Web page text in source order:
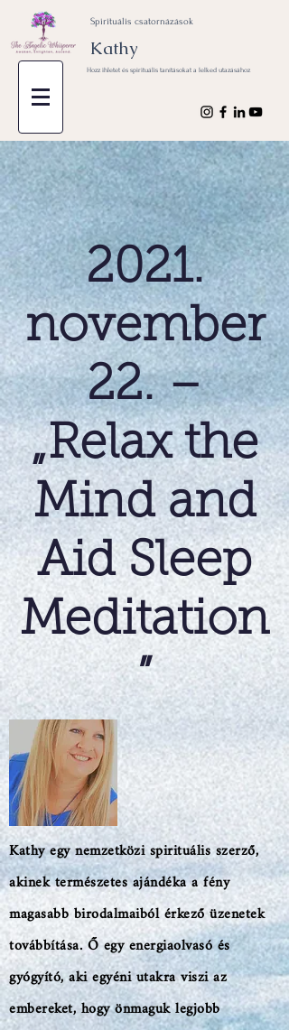
Kathy
Spirituális csatornázások
Hozz ihletet és spirituális tanításokat a lelked utazásához
2021.
november
22. –
„Relax the
Mind and
Aid Sleep
Meditation
”
Kathy egy nemzetközi spirituális szerző,
akinek természetes ajándéka a fény
magasabb birodalmaiból érkező üzenetek
továbbítása. Ő egy energiaolvasó és
gyógyító, aki egyéni utakra viszi az
embereket, hogy önmaguk legjobb